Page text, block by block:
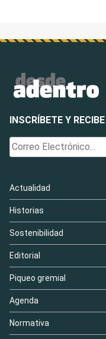
INSCRÍBETE Y
Actualidad
Historias
Sostenibilidad
Editorial
Piqueo gremial
Agenda
Normativa